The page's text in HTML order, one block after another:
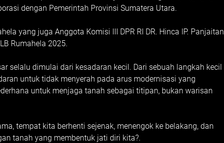
dengan Pemerintah Provinsi Sumatera Utara.
yang juga Anggota Komisi III DPR RI DR. Hinca IP. Panjaitan
Rumahela 2025.
selalu dimulai dari kesadaran kecil. Dari sebuah langkah kecil
untuk tidak menyerah pada arus modernisasi yang
untuk menjaga tanah sebagai titipan, bukan warisan
tempat kita berhenti sejenak, menengok ke belakang, dan
tanah yang membentuk jati diri kita?.